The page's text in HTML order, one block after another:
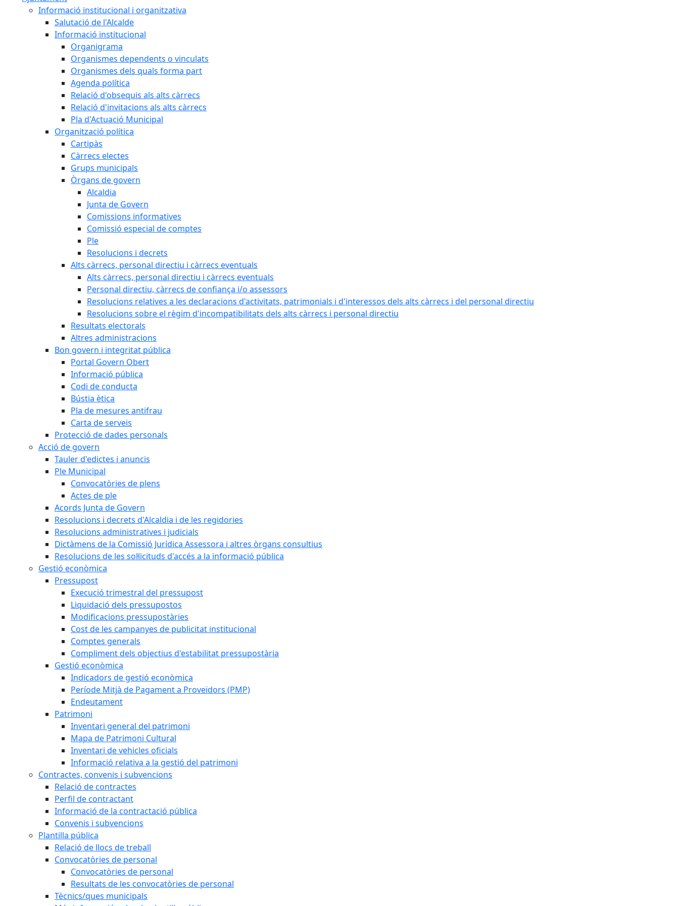
Informació institucional i organitzativa
Salutació de l'Alcalde
Informació institucional
Organigrama
Organismes dependents o vinculats
Organismes dels quals forma part
Agenda política
Relació d'obsequis als alts càrrecs
Relació d'invitacions als alts càrrecs
Pla d'Actuació Municipal
Organització política
Cartipàs
Càrrecs electes
Grups municipals
Òrgans de govern
Alcaldia
Junta de Govern
Comissions informatives
Comissió especial de comptes
Ple
Resolucions i decrets
Alts càrrecs, personal directiu i càrrecs eventuals
Alts càrrecs, personal directiu i càrrecs eventuals
Personal directiu, càrrecs de confiança i/o assessors
Resolucions relatives a les declaracions d'activitats, patrimonials i d'interessos dels alts càrrecs i del personal directiu
Resolucions sobre el règim d'incompatibilitats dels alts càrrecs i personal directiu
Resultats electorals
Altres administracions
Bon govern i integritat pública
Portal Govern Obert
Informació pública
Codi de conducta
Bústia ètica
Pla de mesures antifrau
Carta de serveis
Protecció de dades personals
Acció de govern
Tauler d'edictes i anuncis
Ple Municipal
Convocatòries de plens
Actes de ple
Acords Junta de Govern
Resolucions i decrets d'Alcaldia i de les regidories
Resolucions administratives i judicials
Dictàmens de la Comissió Jurídica Assessora i altres òrgans consultius
Resolucions de les sol·licituds d'accés a la informació pública
Gestió econòmica
Pressupost
Execució trimestral del pressupost
Liquidació dels pressupostos
Modificacions pressupostàries
Cost de les campanyes de publicitat institucional
Comptes generals
Compliment dels objectius d'estabilitat pressupostària
Gestió econòmica
Indicadors de gestió econòmica
Període Mitjà de Pagament a Proveïdors (PMP)
Endeutament
Patrimoni
Inventari general del patrimoni
Mapa de Patrimoni Cultural
Inventari de vehicles oficials
Informació relativa a la gestió del patrimoni
Contractes, convenis i subvencions
Relació de contractes
Perfil de contractant
Informació de la contractació pública
Convenis i subvencions
Plantilla pública
Relació de llocs de treball
Convocatòries de personal
Convocatòries de personal
Resultats de les convocatòries de personal
Tècnics/ques municipals